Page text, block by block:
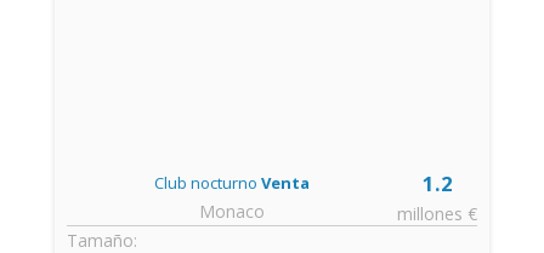
1.2
millones €
Club nocturno Venta
Monaco
Tamaño: